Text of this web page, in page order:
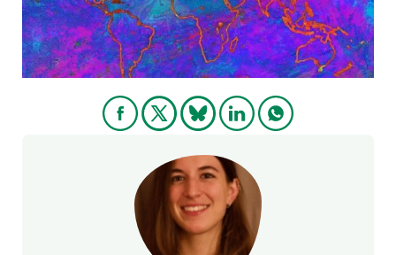
ÚNETE A NOSOTROS
PARTICIPA